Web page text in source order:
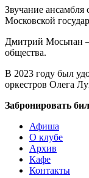
Звучание
Московской
Дмитрий Мосьпан —
общества.
В 2023 году был
оркестров Олега
Забронировать
Афиша
О клубе
Архив
Кафе
Контакты